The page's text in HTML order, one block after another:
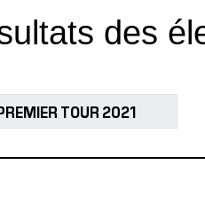
des
TOUR 2021